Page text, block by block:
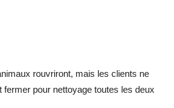
rouvriront, mais les clients ne
fermer pour nettoyage toutes les deux